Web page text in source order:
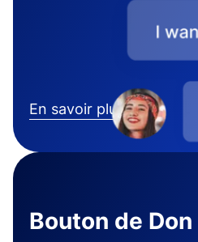
En savoir plus
Bouton de Don